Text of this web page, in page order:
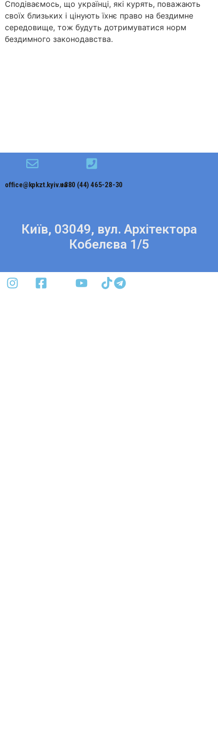
Сподіваємось, що українці, які курять, поважають
своїх близьких і цінують їхнє право на бездимне
середовище, тож будуть дотримуватися норм
бездимного законодавства.
office@kpkzt.kyiv.ua+380 (44) 465-28-30
Київ, 03049, вул. Архітектора
Кобелєва 1/5